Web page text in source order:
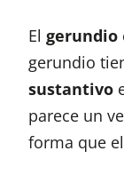
El gerundio
gerundio
sustantivo
parece un
forma que